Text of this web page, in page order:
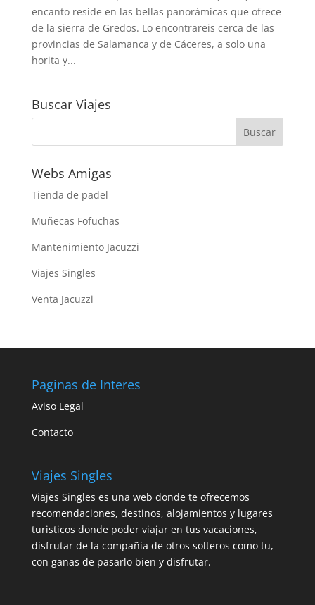
encanto reside en las bellas panorámicas que ofrece
de la sierra de Gredos. Lo encontrareis cerca de las
provincias de Salamanca y de Cáceres, a solo una
horita y...
Buscar Viajes
Webs Amigas
Tienda de padel
Muñecas Fofuchas
Mantenimiento Jacuzzi
Viajes Singles
Venta Jacuzzi
Paginas de Interes
Aviso Legal
Contacto
Viajes Singles
Viajes Singles es una web donde te ofrecemos
recomendaciones, destinos, alojamientos y lugares
turisticos donde poder viajar en tus vacaciones,
disfrutar de la compañia de otros solteros como tu,
con ganas de pasarlo bien y disfrutar.